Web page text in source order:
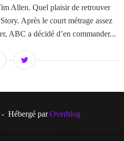
Allen. Quel plaisir de retrouver
Après le court métrage assez
ABC a décidé d’en commander...
Hébergé parOverblog